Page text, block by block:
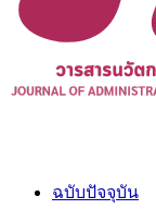
ฉบับปัจจุบัน